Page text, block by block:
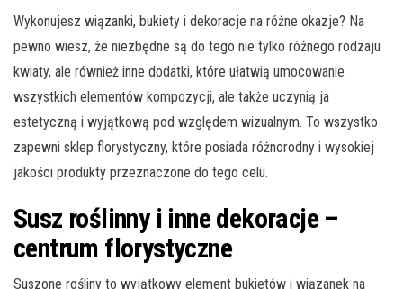
Wykonujesz wiązanki, bukiety i dekoracje na różne okazje? Na
pewno wiesz, że niezbędne są do tego nie tylko różnego rodzaju
kwiaty, ale również inne dodatki, które ułatwią umocowanie
wszystkich elementów kompozycji, ale także uczynią ja
estetyczną i wyjątkową pod względem wizualnym. To wszystko
zapewni sklep florystyczny, które posiada różnorodny i wysokiej
jakości produkty przeznaczone do tego celu.
Susz roślinny i inne dekoracje –
centrum florystyczne
Suszone rośliny to wyjątkowy element bukietów i wiązanek na